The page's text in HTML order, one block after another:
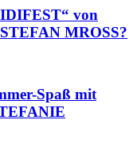
von
MROSS?
Spaß mit